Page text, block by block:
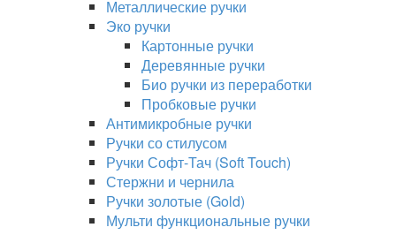
Металлические ручки
Эко ручки
Картонные ручки
Деревянные ручки
Био ручки из переработки
Пробковые ручки
Антимикробные ручки
Ручки со стилусом
Ручки Софт-Тач (Soft Touch)
Стержни и чернила
Ручки золотые (Gold)
Мульти функциональные ручки